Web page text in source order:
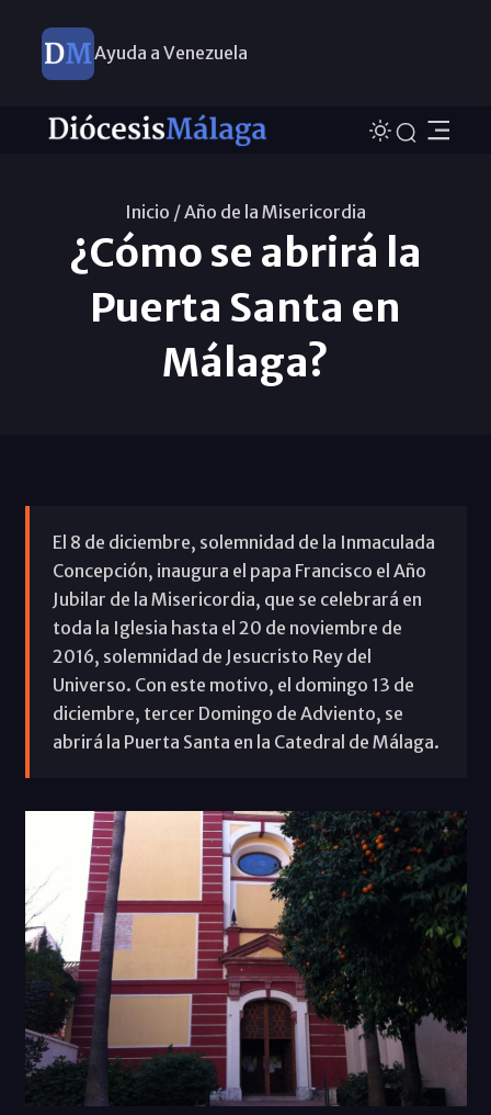
Ayuda a Venezuela
Inicio /Año de la Misericordia
¿Cómo se abrirá la
Puerta Santa en
Málaga?
El 8 de diciembre, solemnidad de la Inmaculada
Concepción, inaugura el papa Francisco el Año
Jubilar de la Misericordia, que se celebrará en
toda la Iglesia hasta el 20 de noviembre de
2016, solemnidad de Jesucristo Rey del
Universo. Con este motivo, el domingo 13 de
diciembre, tercer Domingo de Adviento, se
abrirá la Puerta Santa en la Catedral de Málaga.